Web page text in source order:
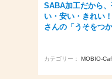
SABA加工だから
い・安い・きれい
さんの「うそをつ
カテゴリー： MOBIO-